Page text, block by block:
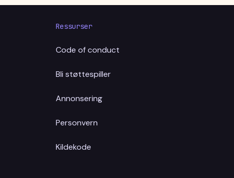
Ressurser
Code of conduct
Bli støttespiller
Annonsering
Personvern
Kildekode